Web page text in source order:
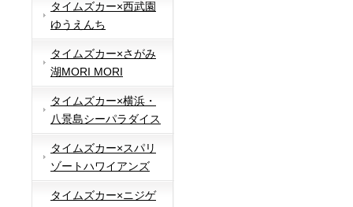
タイムズカー×西武園
ゆうえんち
タイムズカー×さがみ
湖MORI MORI
タイムズカー×横浜・
八景島シーパラダイス
タイムズカー×スパリ
ゾートハワイアンズ
タイムズカー×ニジゲ